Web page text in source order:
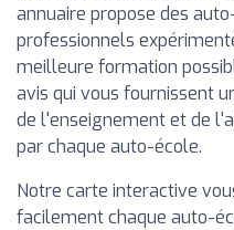
annuaire propose des
professionnels
meilleure formation
avis qui vous fournissent
de l'enseignement et de
par chaque auto-école.
Notre carte interactive
facilement chaque auto-